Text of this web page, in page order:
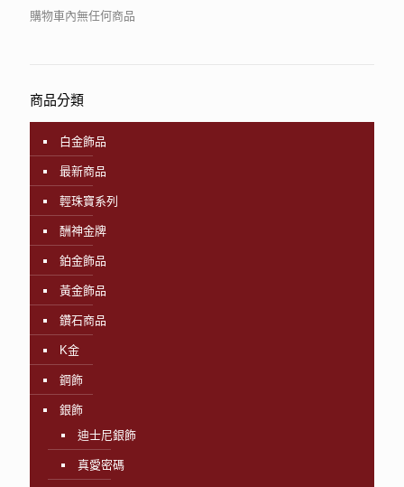
購物車內無任何商品
商品分類
白金飾品
最新商品
輕珠寶系列
酬神金牌
鉑金飾品
黃金飾品
鑽石商品
K金
鋼飾
銀飾
迪士尼銀飾
真愛密碼